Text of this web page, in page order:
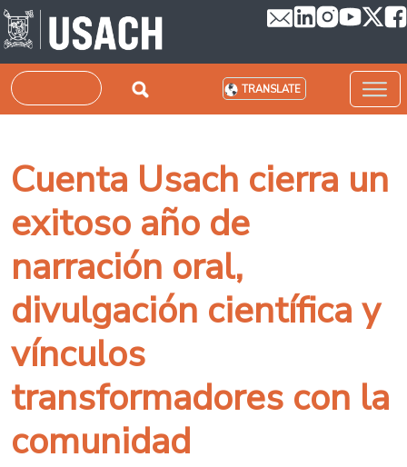
Skip to main content
Search TRANSLATE
Cuenta Usach cierra un
exitoso año de
narración oral,
divulgación científica y
vínculos
transformadores con la
comunidad